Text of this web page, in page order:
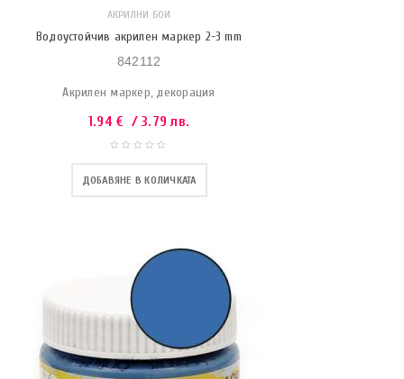
АКРИЛНИ БОИ
Водоустойчив акрилен маркер 2-3 mm
842112
Акрилен маркер, декорация
1.94€ / 3.79 лв.
ДОБАВЯНЕ В КОЛИЧКАТА